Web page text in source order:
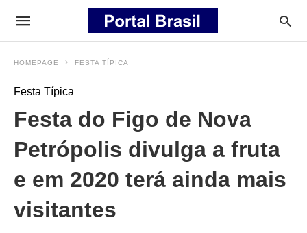
HOMEPAGE FESTA TÍPICA
Festa Típica
Festa do Figo de Nova
Petrópolis divulga a fruta
e em 2020 terá ainda mais
visitantes